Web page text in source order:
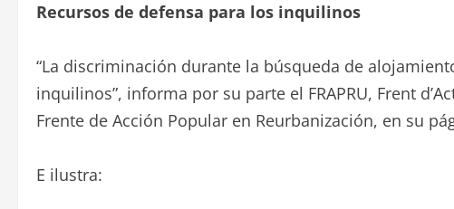
Recursos de defensa para los inquilinos
“La discriminación durante la búsqueda de
inquilinos”, informa por su parte el FRAPRU, Frent
Frente de Acción Popular en Reurbanización, en su
E ilustra: